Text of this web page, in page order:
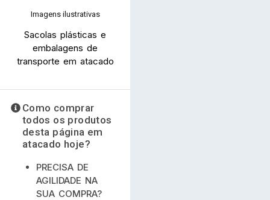
Imagens ilustrativas
Sacolas plásticas e
embalagens de
transporte em atacado
Como comprar
todos os produtos
desta página em
atacado hoje?
PRECISA DE
AGILIDADE NA
SUA COMPRA?